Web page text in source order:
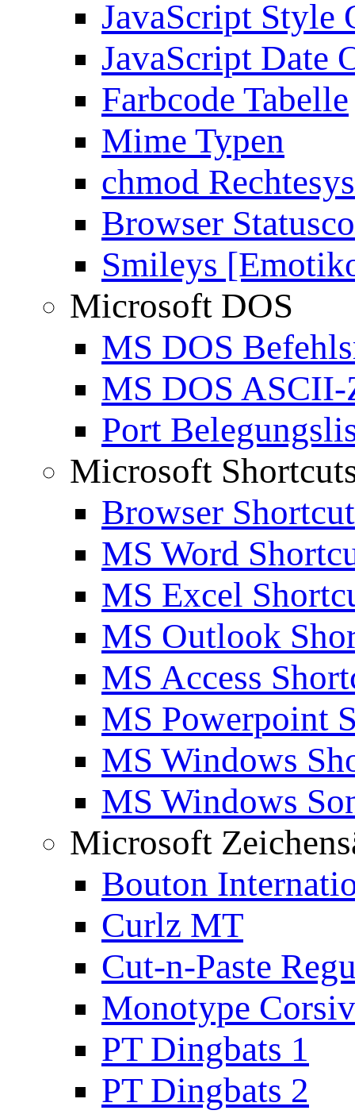
JavaScript Style
JavaScript Date
Farbcode Tabelle
Mime Typen
chmod
Browser
Smileys
Microsoft DOS
MS DOS
MS DOS ASCII-
Port
Microsoft
Browser
MS Word
MS Excel
MS Outlook
MS Access
MS Powerpoint
MS Windows
MS Windows
Microsoft
Bouton
Curlz MT
Cut-n-Paste
Monotype
PT Dingbats 1
PT Dingbats 2